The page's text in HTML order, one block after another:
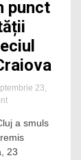
punct
23,
on
Dan
Nistor
i-
a smuls
23